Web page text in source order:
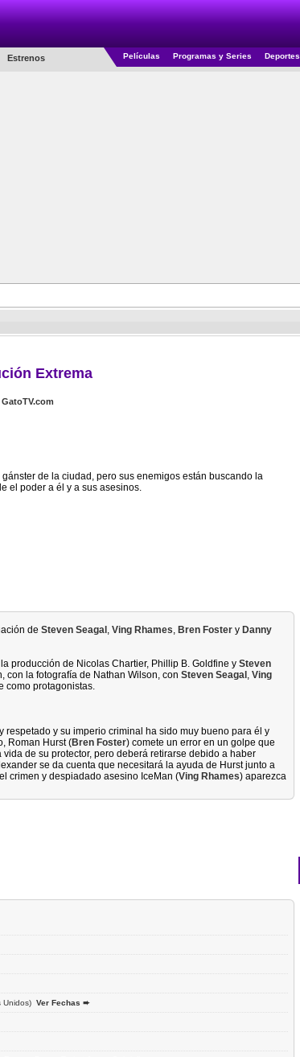
Estrenos Películas Programas y Series Deportes
Extrema
GatoTV.com
de la ciudad, pero sus enemigos están buscando la
el poder a él y a sus asesinos.
de Steven Seagal , Ving Rhames, Bren Foster y Danny
producción de Nicolas Chartier, Phillip B. Goldfine y Steven
con la fotografía de Nathan Wilson, con Steven Seagal , Ving
como protagonistas.
respetado y su imperio criminal ha sido muy bueno para él y
Roman Hurst (Bren Foster) comete un error en un golpe que
de su protector, pero deberá retirarse debido a haber
se da cuenta que necesitará la ayuda de Hurst junto a
crimen y despiadado asesino IceMan (Ving Rhames) aparezca
Unidos) Ver Fechas ➨